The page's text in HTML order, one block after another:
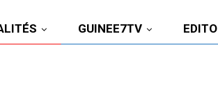
GUINEE7TV EDITO